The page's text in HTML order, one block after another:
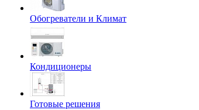
Обогреватели и Климат
Кондиционеры
Готовые решения